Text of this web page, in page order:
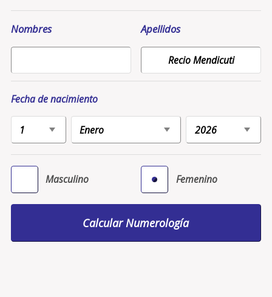
Nombres Apellidos
Fecha de nacimiento
Masculino Femenino